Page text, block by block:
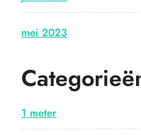
mei 2023
1 meter